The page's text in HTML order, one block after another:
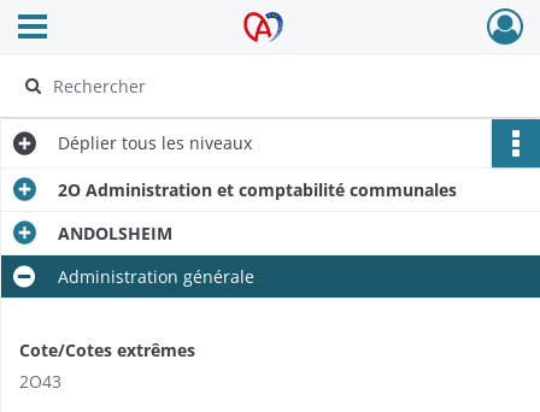
Archives Alsace - Colmar
Ouvrir le menu déroulant
Déplier tous les niveaux
2O Administration et comptabilité communales
ANDOLSHEIM
Administration générale
Cote/Cotes extrêmes
2O43